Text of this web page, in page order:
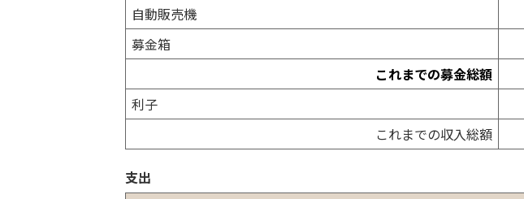
付
・
募
等
の
況
収
自動販売機
募金箱
これまでの募金総額
利子
これまでの収入総額
支出